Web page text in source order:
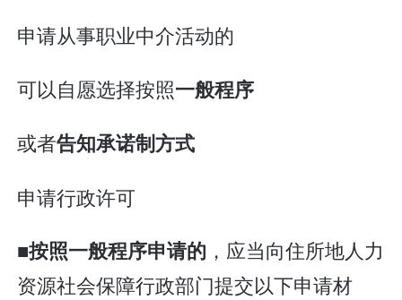
申请从事职业中介活动的
可以自愿选择按照一般程序
或者告知承诺制方式
申请行政许可
■按照一般程序申请的 ，应当向住所地人力
资源社会保障行政部门提交以下申请材